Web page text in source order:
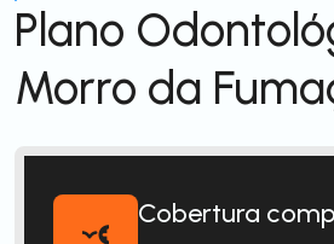
Plano
Morro da
Cobertura